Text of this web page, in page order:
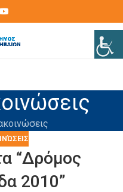
“Δρόμος
2010”